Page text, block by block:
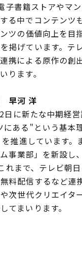
書籍ストアやマ
る中でコンテン
ツの価値向上を
掲げています。
携による原作の
ります。
早河 洋
に新たな中期経
ある"という基
推進しています
業部」を新設し
まで、テレビ朝
料配信するなど連
次世代クリエイ
てまいります。